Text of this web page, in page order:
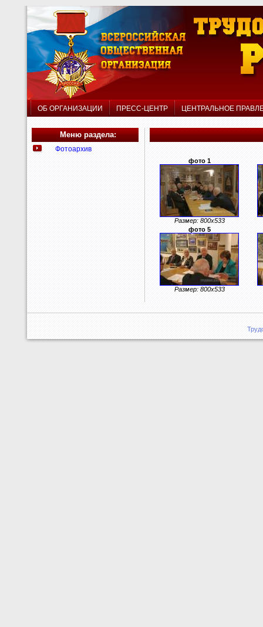
ОБ ОРГАНИЗАЦИИ ПРЕСС-ЦЕНТР ЦЕНТРАЛЬНОЕ
Меню раздела:
Фотоархив
фото 1
Размер: 800x533
фото 5
Размер: 800x533